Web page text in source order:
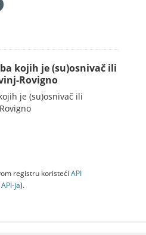
kojih je (su)osnivač ili
Rovigno
je (su)osnivač ili
registru koristeći API
jа).